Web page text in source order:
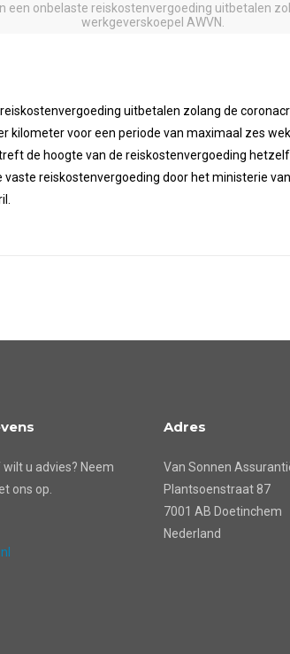
een onbelaste reiskostenvergoeding uitbetalen
werkgeverskoepel AWVN.
uitbetalen zolang de
kilometer voor een periode van maximaal zes
de hoogte van de reiskostenvergoeding
reiskostenvergoeding door het ministerie
u advies? Neem
ons op.
Adres
Van Sonnen
Plantsoenstraat 87
7001 AB Doetinchem
Nederland